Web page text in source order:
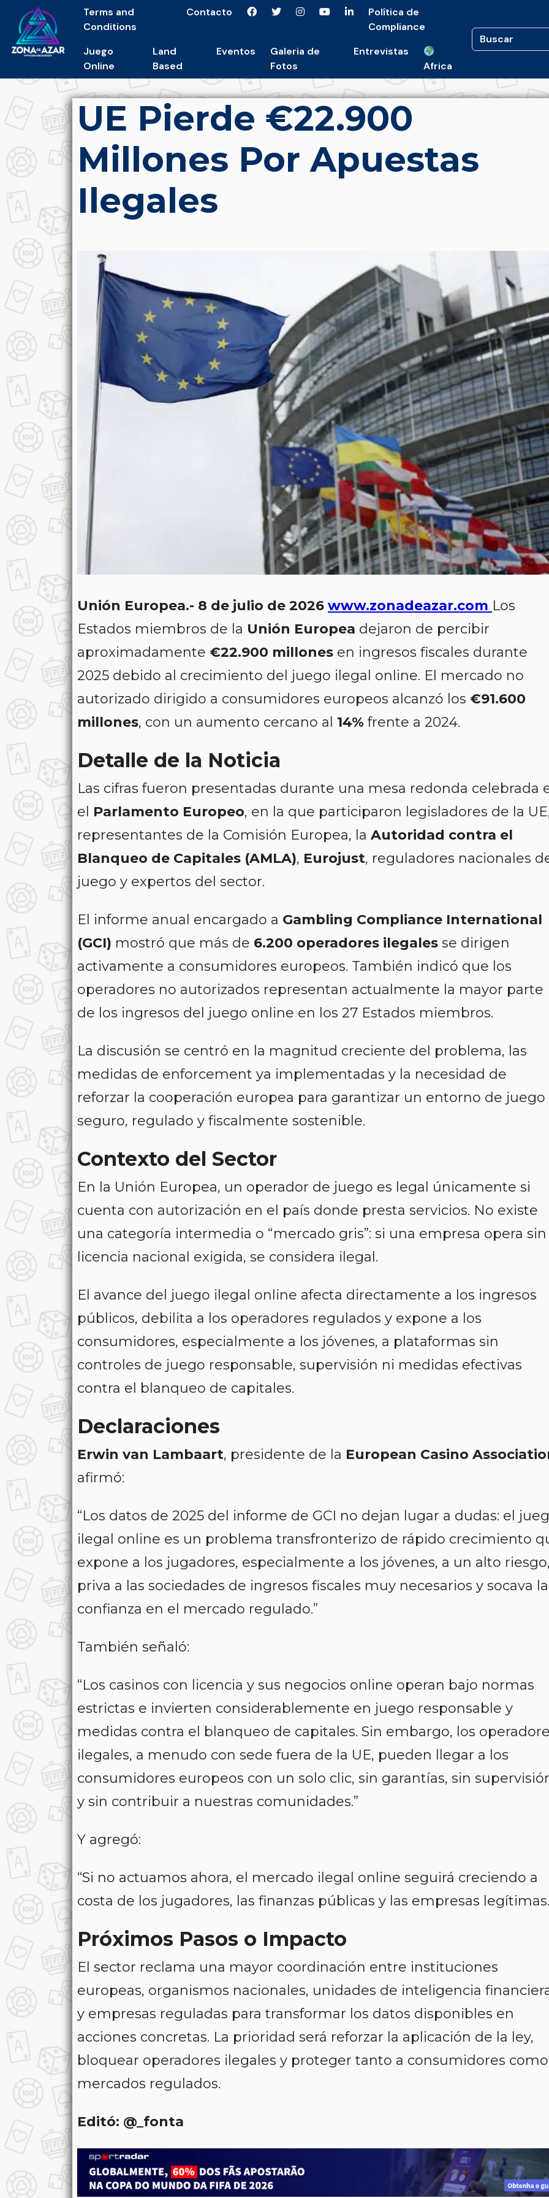
Terms and
Conditions
Contacto
Política de
Compliance
Juego
Online
Land
Based
Eventos
Galeria de
Fotos
Entrevistas
Africa
UE Pierde €22.900
Millones Por Apuestas
Ilegales
Unión Europea.- 8 de julio de 2026 www.zonadeazar.com Los
Estados miembros de la Unión Europea dejaron de percibir
aproximadamente €22.900 millones en ingresos fiscales durante
2025 debido al crecimiento del juego ilegal online. El mercado no
autorizado dirigido a consumidores europeos alcanzó los €91.600
millones, con un aumento cercano al 14% frente a 2024.
Detalle de la Noticia
Las cifras fueron presentadas durante una mesa redonda celebrada
el Parlamento Europeo, en la que participaron legisladores de la
representantes de la Comisión Europea, la Autoridad contra el
Blanqueo de Capitales (AMLA), Eurojust, reguladores nacionales
juego y expertos del sector.
El informe anual encargado a Gambling Compliance International
(GCI) mostró que más de 6.200 operadores ilegales se dirigen
activamente a consumidores europeos. También indicó que los
operadores no autorizados representan actualmente la mayor parte
de los ingresos del juego online en los 27 Estados miembros.
La discusión se centró en la magnitud creciente del problema, las
medidas de enforcement ya implementadas y la necesidad de
reforzar la cooperación europea para garantizar un entorno de juego
seguro, regulado y fiscalmente sostenible.
Contexto del Sector
En la Unión Europea, un operador de juego es legal únicamente si
cuenta con autorización en el país donde presta servicios. No existe
una categoría intermedia o “mercado gris”: si una empresa opera sin
licencia nacional exigida, se considera ilegal.
El avance del juego ilegal online afecta directamente a los ingresos
públicos, debilita a los operadores regulados y expone a los
consumidores, especialmente a los jóvenes, a plataformas sin
controles de juego responsable, supervisión ni medidas efectivas
contra el blanqueo de capitales.
Declaraciones
Erwin van Lambaart, presidente de la European Casino
afirmó:
“Los datos de 2025 del informe de GCI no dejan lugar a dudas: el
ilegal online es un problema transfronterizo de rápido crecimiento
expone a los jugadores, especialmente a los jóvenes, a un alto
priva a las sociedades de ingresos fiscales muy necesarios y socava la
confianza en el mercado regulado.”
También señaló:
“Los casinos con licencia y sus negocios online operan bajo normas
estrictas e invierten considerablemente en juego responsable y
medidas contra el blanqueo de capitales. Sin embargo, los
ilegales, a menudo con sede fuera de la UE, pueden llegar a los
consumidores europeos con un solo clic, sin garantías, sin
y sin contribuir a nuestras comunidades.”
Y agregó:
“Si no actuamos ahora, el mercado ilegal online seguirá creciendo a
costa de los jugadores, las finanzas públicas y las empresas
Próximos Pasos o Impacto
El sector reclama una mayor coordinación entre instituciones
europeas, organismos nacionales, unidades de inteligencia
y empresas reguladas para transformar los datos disponibles en
acciones concretas. La prioridad será reforzar la aplicación de la ley,
bloquear operadores ilegales y proteger tanto a consumidores
mercados regulados.
Editó: @_fonta